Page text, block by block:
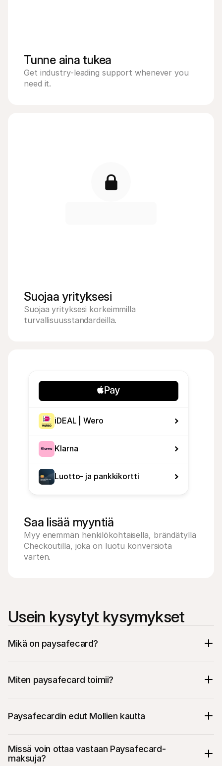
Tunne aina tukea
Get industry-leading support whenever you
need it.
Suojaa yrityksesi
Suojaa yrityksesi korkeimmilla
turvallisuusstandardeilla.
iDEAL | Wero
Klarna
Luotto- ja pankkikortti
Saa lisää myyntiä
Myy enemmän henkilökohtaisella, brändätyllä
Checkoutilla, joka on luotu konversiota
varten.
Usein kysytyt kysymykset
Mikä on paysafecard?
Miten paysafecard toimii?
Paysafecardin edut Mollien kautta
Missä voin ottaa vastaan Paysafecard-
maksuja?